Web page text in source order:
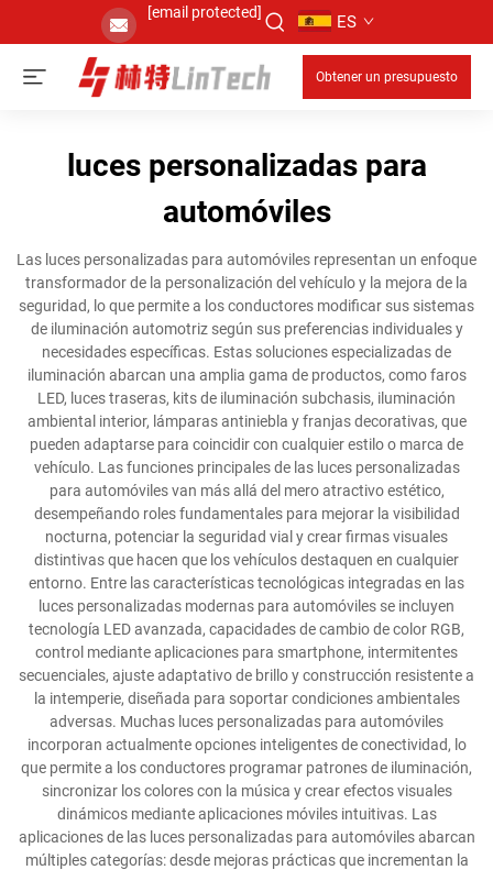
[email protected] ES
Obtener un presupuesto
luces personalizadas para
automóviles
Las luces personalizadas para automóviles representan un enfoque
transformador de la personalización del vehículo y la mejora de la
seguridad, lo que permite a los conductores modificar sus sistemas
de iluminación automotriz según sus preferencias individuales y
necesidades específicas. Estas soluciones especializadas de
iluminación abarcan una amplia gama de productos, como faros
LED, luces traseras, kits de iluminación subchasis, iluminación
ambiental interior, lámparas antiniebla y franjas decorativas, que
pueden adaptarse para coincidir con cualquier estilo o marca de
vehículo. Las funciones principales de las luces personalizadas
para automóviles van más allá del mero atractivo estético,
desempeñando roles fundamentales para mejorar la visibilidad
nocturna, potenciar la seguridad vial y crear firmas visuales
distintivas que hacen que los vehículos destaquen en cualquier
entorno. Entre las características tecnológicas integradas en las
luces personalizadas modernas para automóviles se incluyen
tecnología LED avanzada, capacidades de cambio de color RGB,
control mediante aplicaciones para smartphone, intermitentes
secuenciales, ajuste adaptativo de brillo y construcción resistente a
la intemperie, diseñada para soportar condiciones ambientales
adversas. Muchas luces personalizadas para automóviles
incorporan actualmente opciones inteligentes de conectividad, lo
que permite a los conductores programar patrones de iluminación,
sincronizar los colores con la música y crear efectos visuales
dinámicos mediante aplicaciones móviles intuitivas. Las
aplicaciones de las luces personalizadas para automóviles abarcan
múltiples categorías: desde mejoras prácticas que incrementan la